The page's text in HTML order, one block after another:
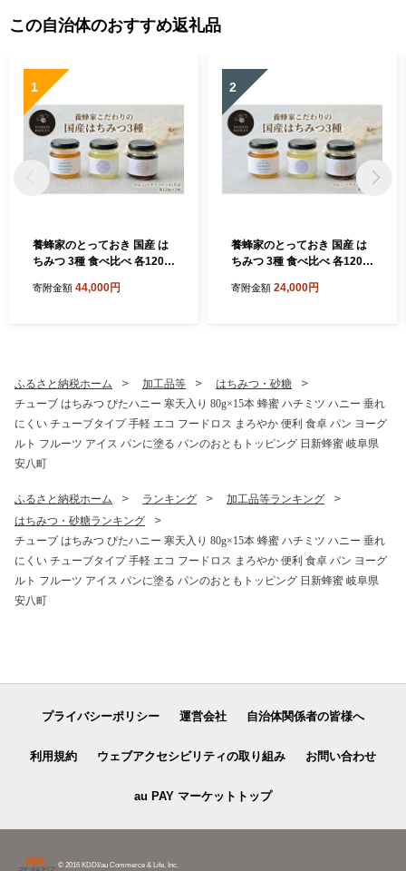
この自治体のおすすめ返礼品
1
養蜂家のとっておき 国産 は
ちみつ 3種 食べ比べ 各120g
んご ヘアリーベッチ そば ハ
寄附金額 44,000円
2
養蜂家のとっておき 国産 は
ちみつ 3種 食べ比べ 各120g
んご ヘアリーベッチ そば ハ
寄附金額 24,000円
ふるさと納税ホーム 加工品等
はちみつ・砂糖
チューブ はちみつ ぴたハニー 寒天入り 80g×15本 蜂蜜 ハチミツ ハニー 垂れ
にくい チューブタイプ 手軽 エコ フードロス まろやか 便利 食卓 パン ヨーグ
ルト フルーツ アイス パンに塗る パンのおともトッピング 日新蜂蜜 岐阜県
安八町
ふるさと納税ホーム ランキング
加工品等ランキング
はちみつ・砂糖ランキング
チューブ はちみつ ぴたハニー 寒天入り 80g×15本 蜂蜜 ハチミツ ハニー 垂れ
にくい チューブタイプ 手軽 エコ フードロス まろやか 便利 食卓 パン ヨーグ
ルト フルーツ アイス パンに塗る パンのおともトッピング 日新蜂蜜 岐阜県
安八町
プライバシーポリシー 運営会社 自治体関係者の皆様へ
利用規約 ウェブアクセシビリティの取り組み お問い合わせ
au PAY マーケットトップ
© 2016 KDDI/au Commerce & Life, Inc.